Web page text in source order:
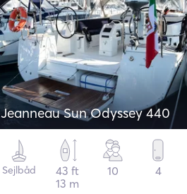
Jeanneau Sun Odyssey 440
Sejlbåd
43 ft
13 m
10 4